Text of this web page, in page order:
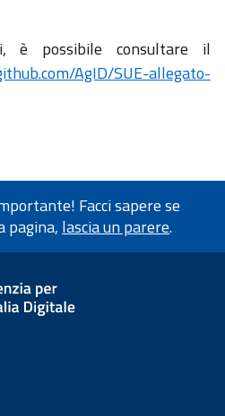
è possibile consultare il
AgID/SUE-allegato-
Facci sapere se
pagina, lascia un parere.
a piè di